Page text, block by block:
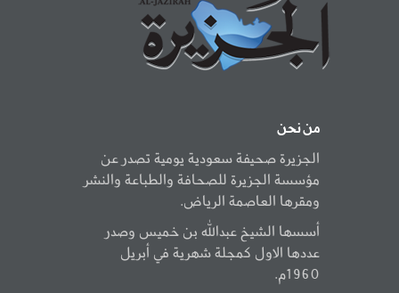
من نحن
الجزيرة صحيفة سعودية يومية تصدر عن
مؤسسة الجزيرة للصحافة والطباعة والنشر
ومقرها العاصمة الرياض.
أسسها الشيخ عبدالله بن خميس وصدر
عددها الاول كمجلة شهرية في أبريل
1960م.